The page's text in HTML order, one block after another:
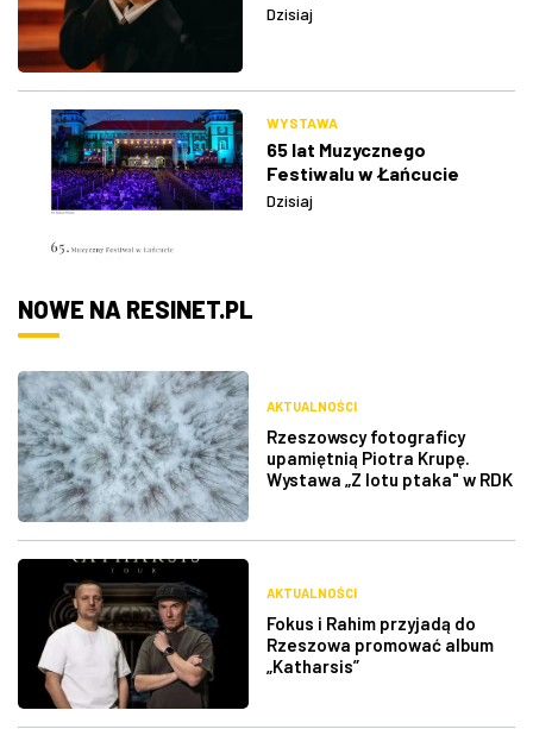
Dzisiaj
WYSTAWA
65 lat Muzycznego
Festiwalu w Łańcucie
Dzisiaj
NOWE NA RESINET.PL
AKTUALNOŚCI
Rzeszowscy fotograficy
upamiętnią Piotra Krupę.
Wystawa „Z lotu ptaka" w RDK
AKTUALNOŚCI
Fokus i Rahim przyjadą do
Rzeszowa promować album
„Katharsis”